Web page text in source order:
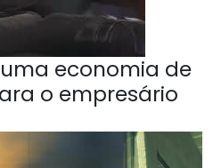
economia de
o empresário